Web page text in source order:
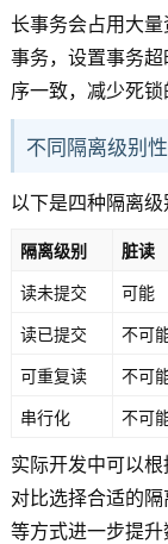
长事务会占用大
事务，设置事务
序一致，减少死锁
不同隔离级别
以下是四种隔离级
隔离级别 脏读
读未提交 可能
读已提交 不可
可重复读 不可
串行化 不可
实际开发中可以
对比选择合适的
等方式进一步提升